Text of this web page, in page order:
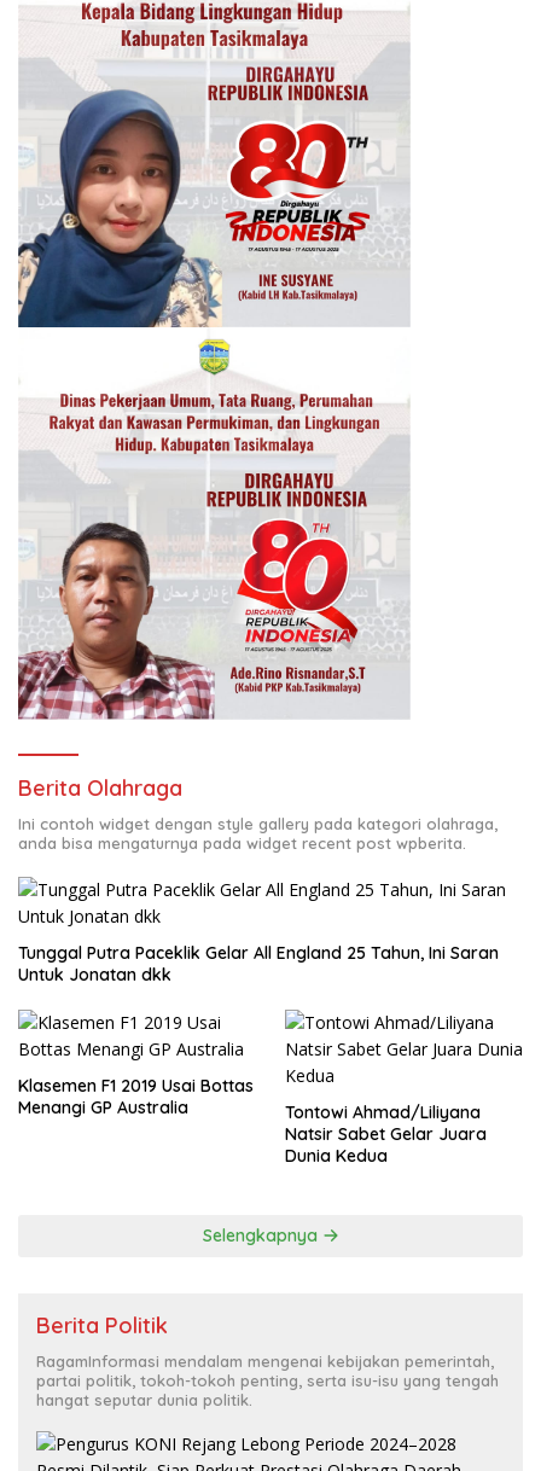
Berita Olahraga
Ini contoh widget dengan style gallery pada kategori olahraga,
anda bisa mengaturnya pada widget recent post wpberita.
Tunggal Putra Paceklik Gelar All England 25 Tahun, Ini Saran
Untuk Jonatan dkk
Klasemen F1 2019 Usai Bottas
Menangi GP Australia
Tontowi Ahmad/Liliyana
Natsir Sabet Gelar Juara
Dunia Kedua
Selengkapnya
Berita Politik
RagamInformasi mendalam mengenai kebijakan pemerintah,
partai politik, tokoh-tokoh penting, serta isu-isu yang tengah
hangat seputar dunia politik.